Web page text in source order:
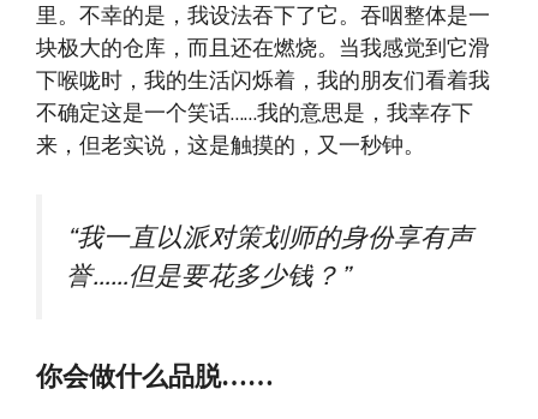
里。不幸的是，我设法吞下了它。吞咽整体是一
块极大的仓库，而且还在燃烧。当我感觉到它滑
下喉咙时，我的生活闪烁着，我的朋友们看着我
不确定这是一个笑话……我的意思是，我幸存下
来，但老实说，这是触摸的，又一秒钟。
“我一直以派对策划师的身份享有声
誉……但是要花多少钱？”
你会做什么品脱……